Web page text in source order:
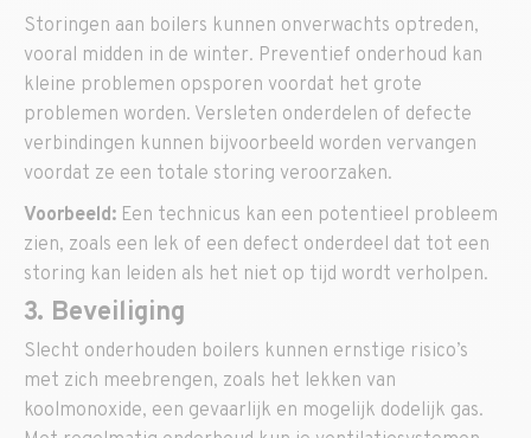
Storingen aan boilers kunnen onverwachts optreden,
vooral midden in de winter. Preventief onderhoud kan
kleine problemen opsporen voordat het grote
problemen worden. Versleten onderdelen of defecte
verbindingen kunnen bijvoorbeeld worden vervangen
voordat ze een totale storing veroorzaken.
Voorbeeld: Een technicus kan een potentieel probleem
zien, zoals een lek of een defect onderdeel dat tot een
storing kan leiden als het niet op tijd wordt verholpen.
3. Beveiliging
Slecht onderhouden boilers kunnen ernstige risico’s
met zich meebrengen, zoals het lekken van
koolmonoxide, een gevaarlijk en mogelijk dodelijk gas.